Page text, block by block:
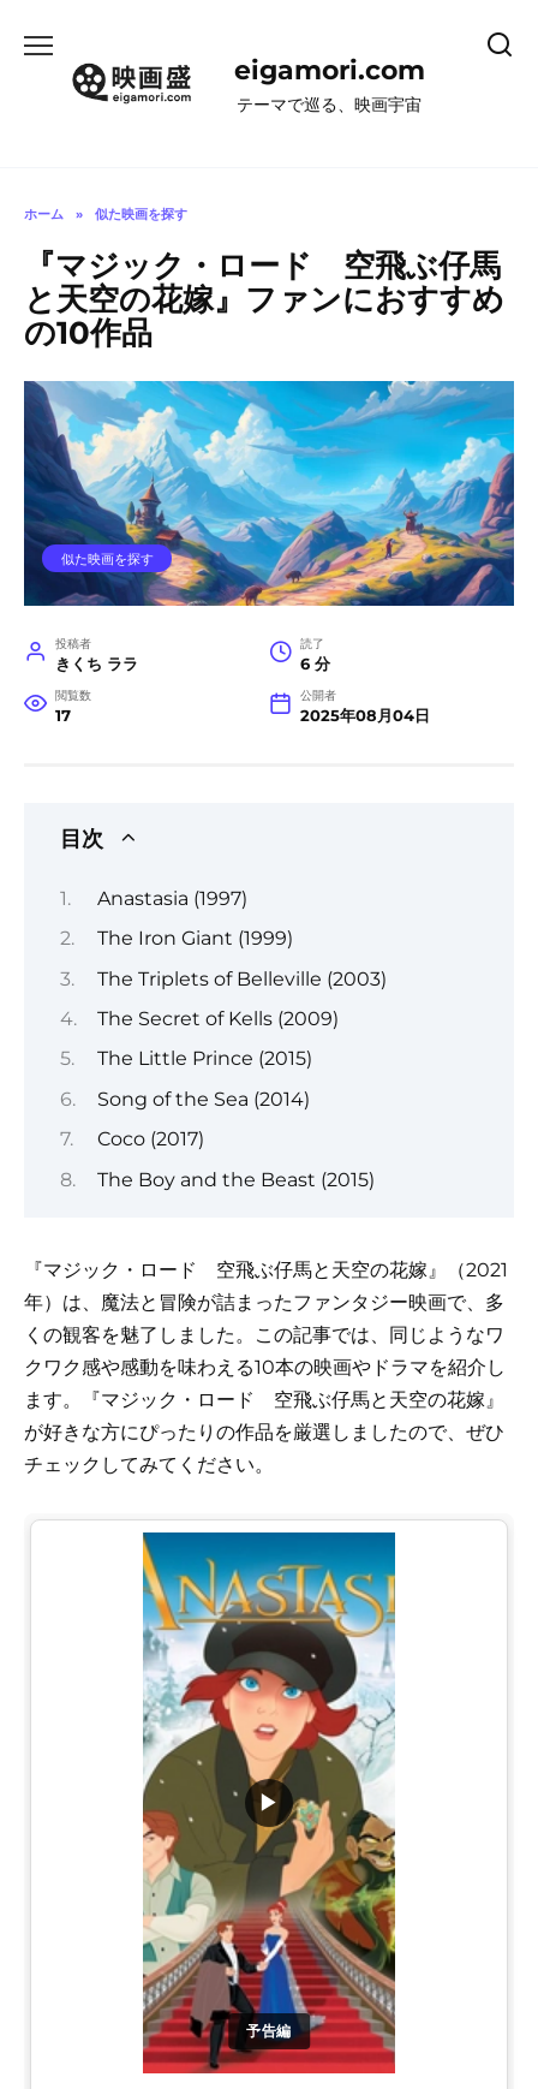
eigamori.com
テーマで巡る、映画宇宙
ホーム » 似た映画を探す
『マジック・ロード 空飛ぶ仔馬
と天空の花嫁』ファンにおすすめ
の10作品
似た映画を探す
投稿者
きくち ララ
読了
6 分
閲覧数
17
公開者
2025年08月04日
目次
Anastasia (1997)
The Iron Giant (1999)
The Triplets of Belleville (2003)
The Secret of Kells (2009)
The Little Prince (2015)
Song of the Sea (2014)
Coco (2017)
The Boy and the Beast (2015)
『マジック・ロード 空飛ぶ仔馬と天空の花嫁』（2021
年）は、魔法と冒険が詰まったファンタジー映画で、多
くの観客を魅了しました。この記事では、同じようなワ
クワク感や感動を味わえる10本の映画やドラマを紹介し
ます。『マジック・ロード 空飛ぶ仔馬と天空の花嫁』
が好きな方にぴったりの作品を厳選しましたので、ぜひ
チェックしてみてください。
予告編
▶